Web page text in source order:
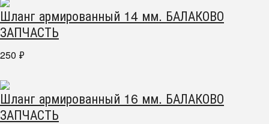
Шланг армированный 14 мм. БАЛАКОВО
ЗАПЧАСТЬ
250 ₽
Шланг армированный 16 мм. БАЛАКОВО
ЗАПЧАСТЬ